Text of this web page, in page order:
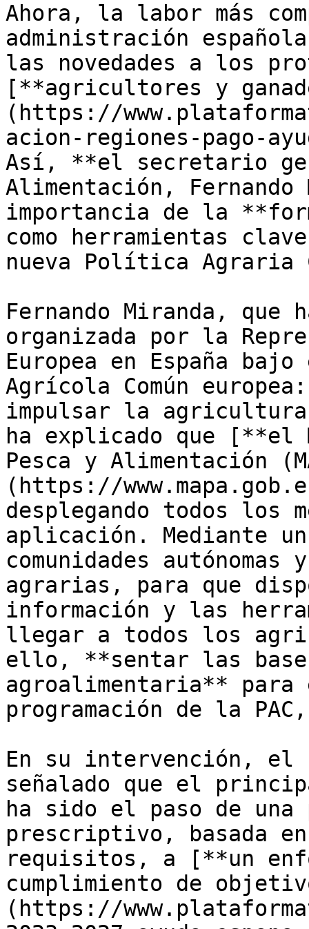
Ahora, la labor más
administración
las novedades a los
[**agricultores y
(https://
acion-regiones-pago-
Así, **el secretario
Alimentación,
importancia de la
como herramientas
nueva Política Agraria
Fernando Miranda,
organizada por la
Europea en España
Agrícola Común
impulsar la agricultura
ha explicado que
Pesca y Alimentación
(https://
desplegando todos
aplicación. Mediante
comunidades
agrarias, para que
información y las
llegar a todos los
ello, **sentar las
agroalimentaria** para
programación de la
En su intervención, el
señalado que el
ha sido el paso de
prescriptivo, basada
requisitos, a [**un
cumplimiento de
(https://